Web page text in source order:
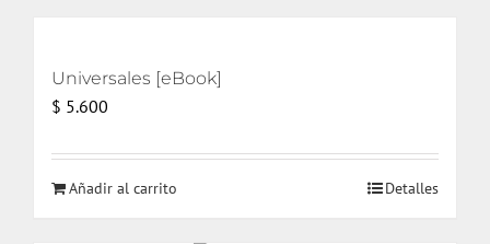
Universales [eBook]
$ 5.600
Añadir al carrito Detalles